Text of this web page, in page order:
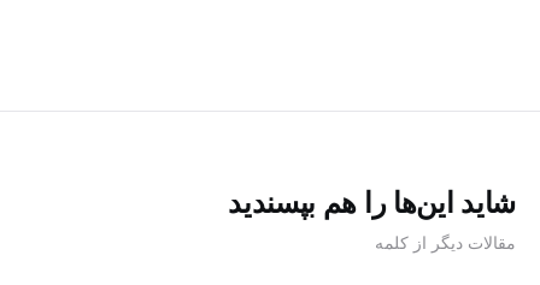
شاید این‌ها را هم بپسندید
مقالات دیگر از کلمه